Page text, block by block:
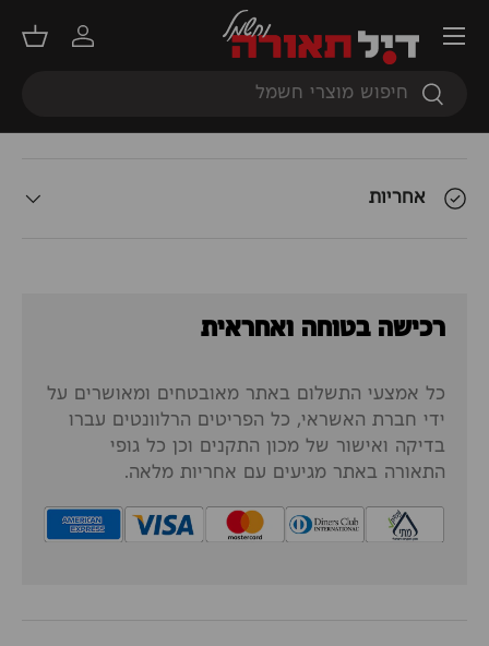
חיפוש
חיפוש
התחברות
סל
תפריט
תאור המוצר
אחריות
רכישה בטוחה ואחראית
כל אמצעי התשלום באתר מאובטחים ומאושרים על
ידי חברת האשראי, כל הפריטים הרלוונטים עברו
בדיקה ואישור של מכון התקנים וכן כל גופי
התאורה באתר מגיעים עם אחריות מלאה.